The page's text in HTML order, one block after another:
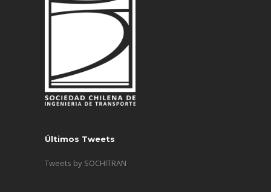
Últimos Tweets
Tweets by SOCHITRAN